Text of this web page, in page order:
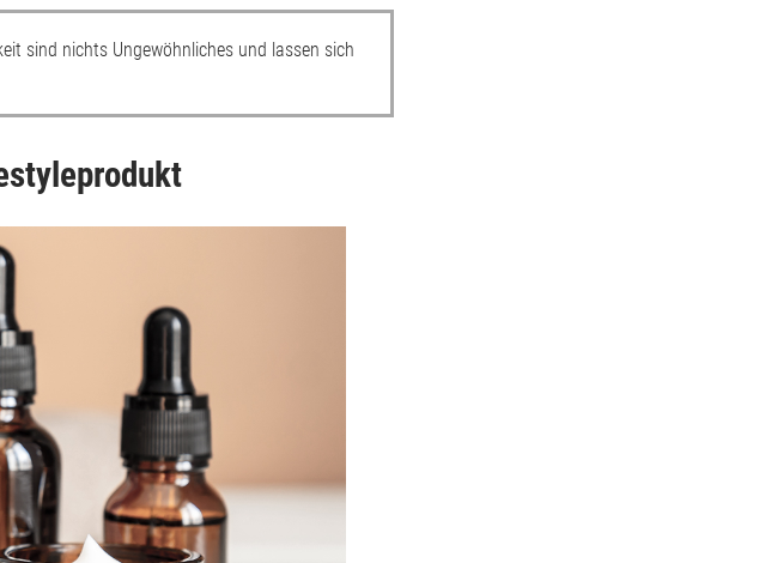
sind nichts Ungewöhnliches und lassen sich